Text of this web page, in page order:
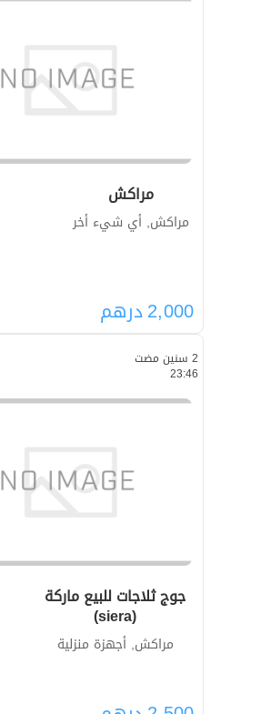
مراكش
مراكش, أي شيء أخر
2,000درهم
2 سنين مضت
23:46
جوج ثلاجات للبيع ماركة
(siera)
مراكش, أجهزة منزلية